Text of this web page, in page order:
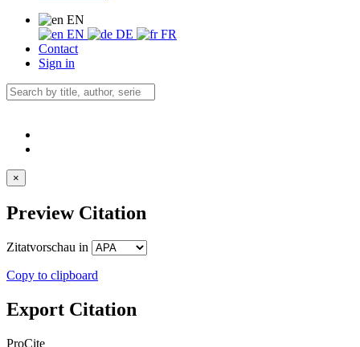
EN
EN
DE
FR
Contact
Sign in
Export Citation